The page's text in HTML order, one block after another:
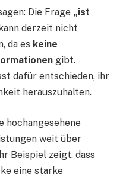
Die Frage „ist
kann derzeit nicht
da es keine
gibt.
dafür entschieden, ihr
herauszuhalten.
hochangesehene
weit über
Beispiel zeigt, dass
eine starke